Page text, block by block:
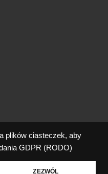
plików ciasteczek, aby
GDPR (RODO)
ZEZWÓL